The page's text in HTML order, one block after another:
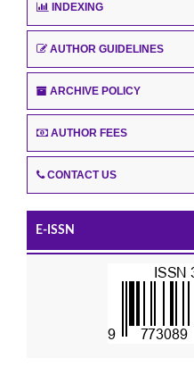
INDEXING
AUTHOR GUIDELINES
ARCHIVE POLICY
AUTHOR FEES
CONTACT US
E-ISSN